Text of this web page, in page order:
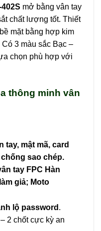
mở bằng vân tay
chất lượng tốt. Thiết
mặt bằng hợp kim
3 màu sắc Bạc –
chọn phù hợp với
thông minh vân
tay, mật mã, card
sao chép.
tay FPC Hàn
giả; Moto
lộ password .
2 chốt cực kỳ an